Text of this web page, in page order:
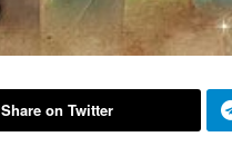
Share on Twitter